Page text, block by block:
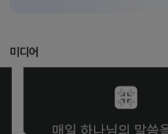
미디어